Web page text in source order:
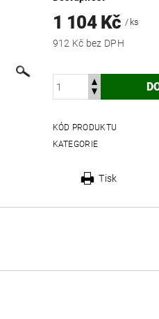
1 104 Kč/ ks
912 Kč bez DPH
KÓD PRODUKTU
KATEGORIE
Tisk